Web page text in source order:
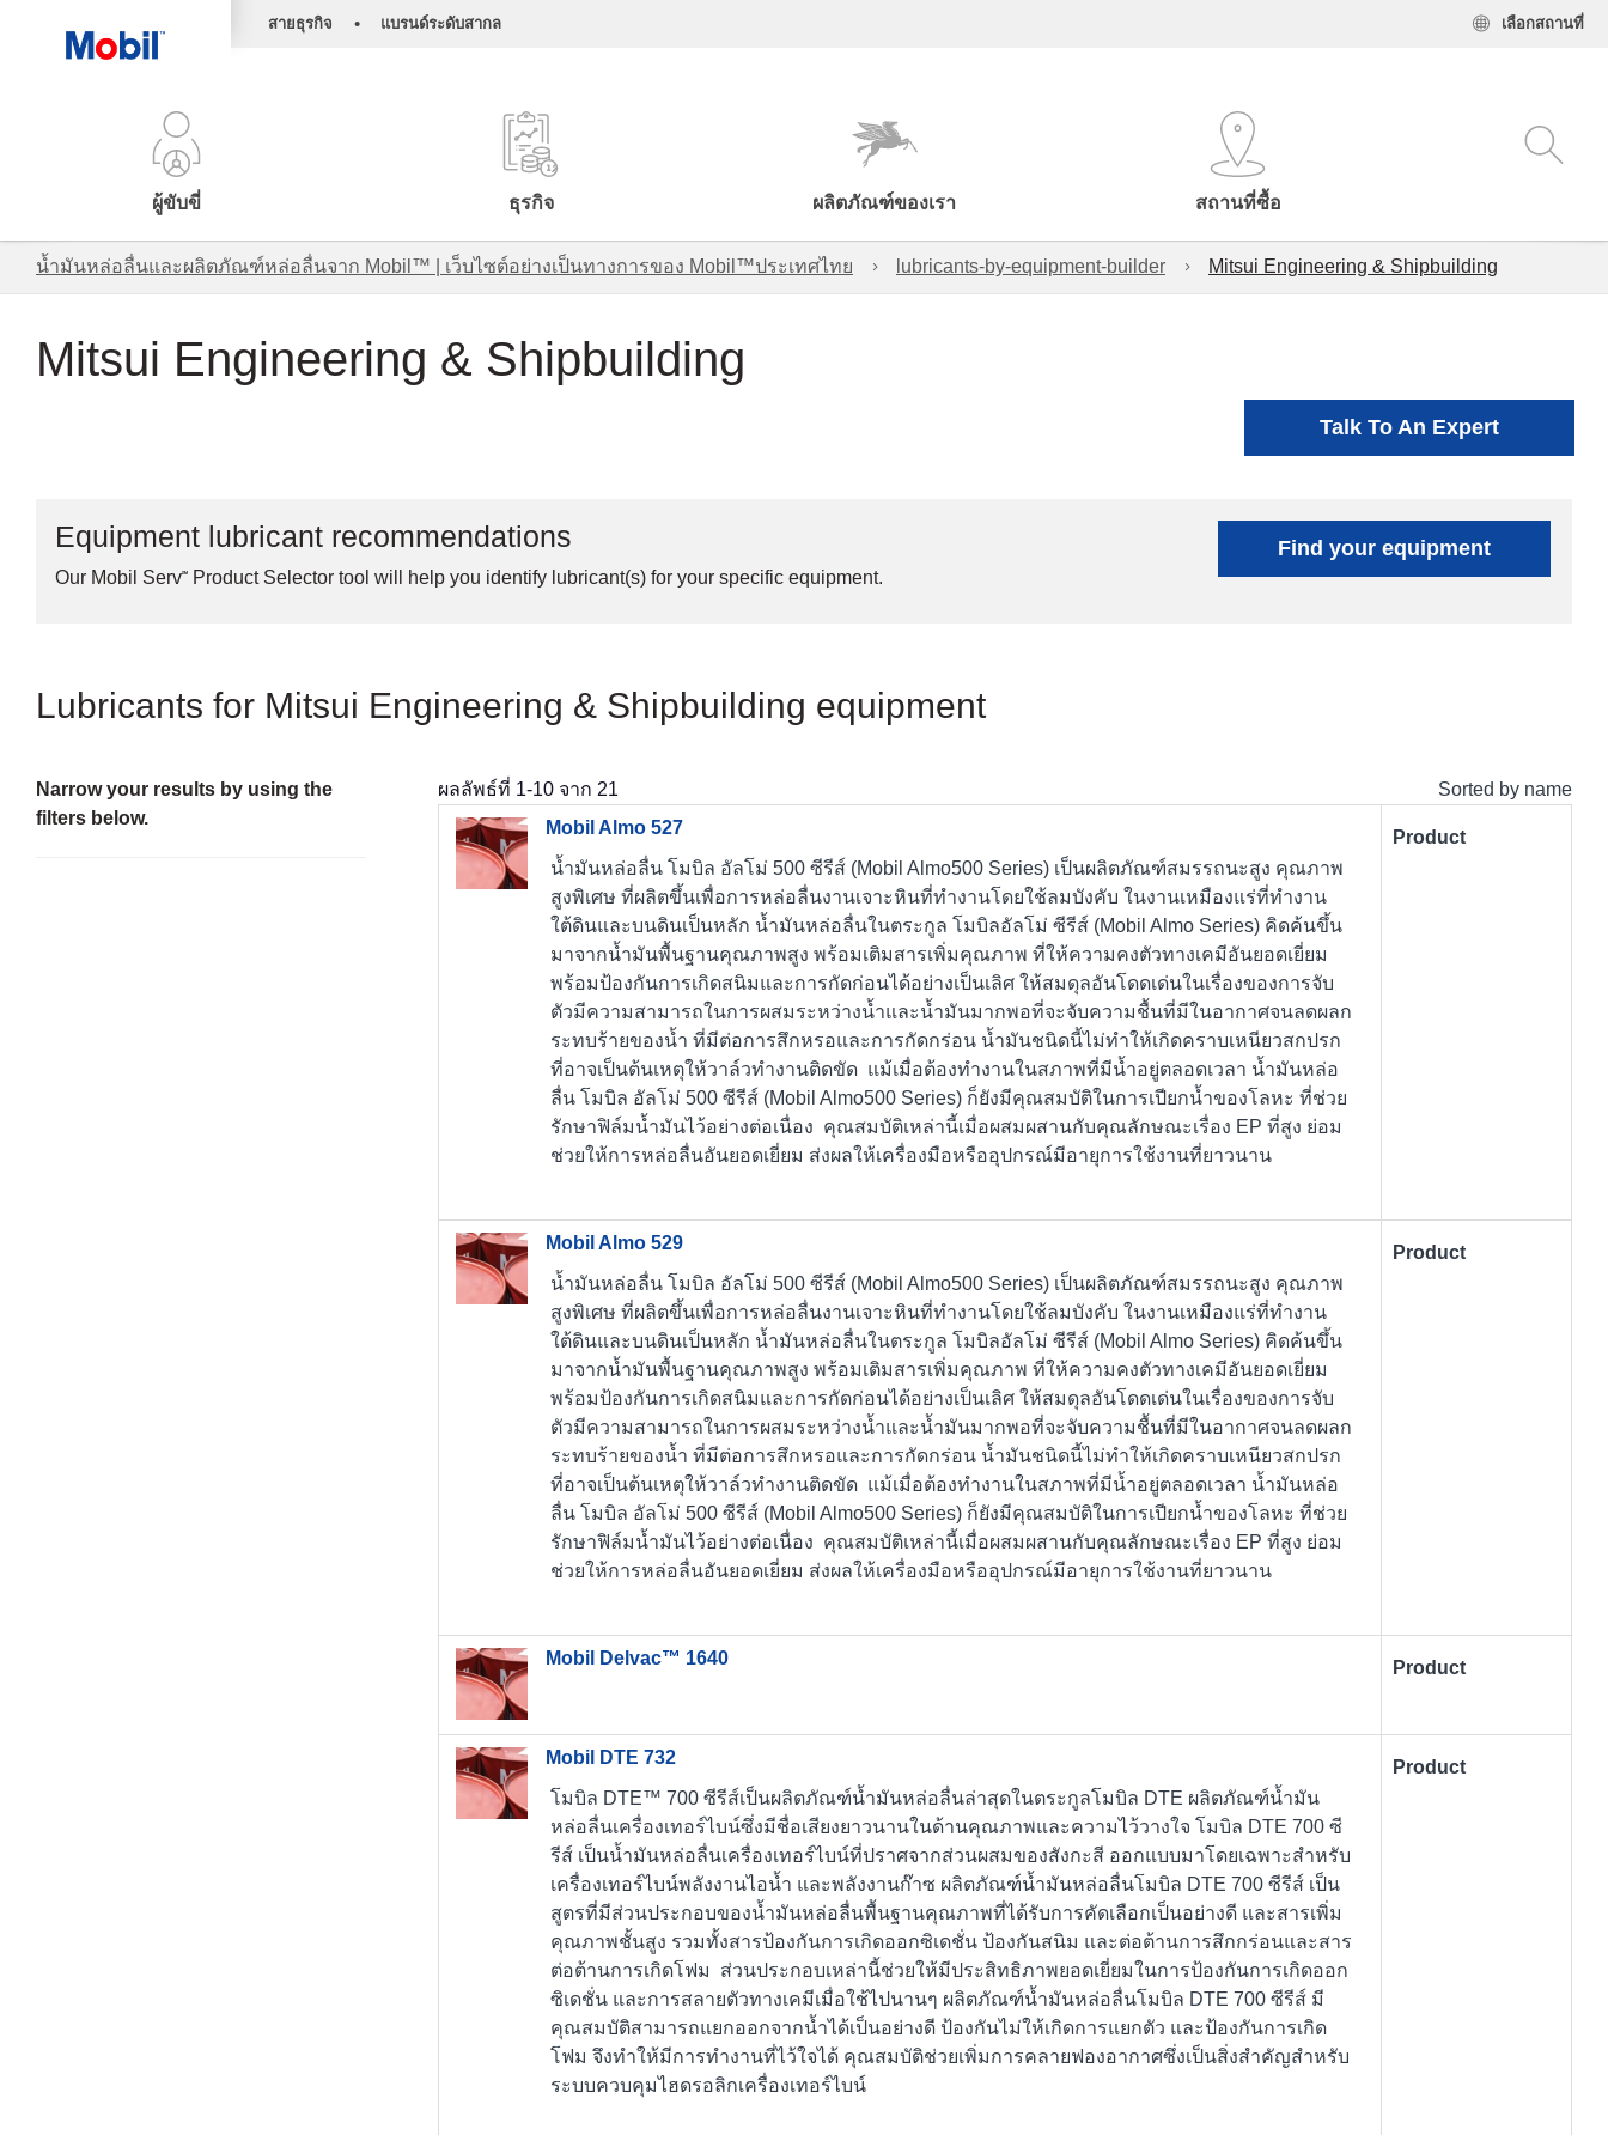
สายธุรกิจ • แบรนด์ระดับสากล เลือกสถานที่
ผู้ขับขี่ ธุรกิจ ผลิตภัณฑ์ของเรา สถานที่ซื้อ
น้ำมันหล่อลื่นและผลิตภัณฑ์หล่อลื่นจาก Mobil™ | เว็บไซต์อย่างเป็นทางการของ Mobil™ประเทศไทย lubricants-by-equipment-builder Mitsui Engineering & Shipbuilding
Mitsui Engineering & Shipbuilding
Talk To An Expert
Equipment lubricant recommendations
Our Mobil Serv℠ Product Selector tool will help you identify lubricant(s) for your specific equipment.
Find your equipment
Lubricants for Mitsui Engineering & Shipbuilding equipment
Narrow your results by using the
filters below.
ผลลัพธ์ที่ 1-10 จาก 21
Sorted by name
Mobil Almo 527
น้ำมันหล่อลื่น โมบิล อัลโม่ 500 ซีรีส์ (Mobil Almo500 Series) เป็นผลิตภัณฑ์สมรรถนะสูง คุณภาพ
สูงพิเศษ ที่ผลิตขึ้นเพื่อการหล่อลื่นงานเจาะหินที่ทำงานโดยใช้ลมบังคับ ในงานเหมืองแร่ที่ทำงาน
ใต้ดินและบนดินเป็นหลัก น้ำมันหล่อลื่นในตระกูล โมบิลอัลโม่ ซีรีส์ (Mobil Almo Series) คิดค้นขึ้น
มาจากน้ำมันพื้นฐานคุณภาพสูง พร้อมเติมสารเพิ่มคุณภาพ ที่ให้ความคงตัวทางเคมีอันยอดเยี่ยม
พร้อมป้องกันการเกิดสนิมและการกัดก่อนได้อย่างเป็นเลิศ ให้สมดุลอันโดดเด่นในเรื่องของการจับ
ตัวมีความสามารถในการผสมระหว่างน้ำและน้ำมันมากพอที่จะจับความชื้นที่มีในอากาศจนลดผลก
ระทบร้ายของน้ำ ที่มีต่อการสึกหรอและการกัดกร่อน น้ำมันชนิดนี้ไม่ทำให้เกิดคราบเหนียวสกปรก
ที่อาจเป็นต้นเหตุให้วาล์วทำงานติดขัด แม้เมื่อต้องทำงานในสภาพที่มีน้ำอยู่ตลอดเวลา น้ำมันหล่อ
ลื่น โมบิล อัลโม่ 500 ซีรีส์ (Mobil Almo500 Series) ก็ยังมีคุณสมบัติในการเปียกน้ำของโลหะ ที่ช่วย
รักษาฟิล์มน้ำมันไว้อย่างต่อเนื่อง คุณสมบัติเหล่านี้เมื่อผสมผสานกับคุณลักษณะเรื่อง EP ที่สูง ย่อม
ช่วยให้การหล่อลื่นอันยอดเยี่ยม ส่งผลให้เครื่องมือหรืออุปกรณ์มีอายุการใช้งานที่ยาวนาน
Product
Mobil Almo 529
น้ำมันหล่อลื่น โมบิล อัลโม่ 500 ซีรีส์ (Mobil Almo500 Series) เป็นผลิตภัณฑ์สมรรถนะสูง คุณภาพ
สูงพิเศษ ที่ผลิตขึ้นเพื่อการหล่อลื่นงานเจาะหินที่ทำงานโดยใช้ลมบังคับ ในงานเหมืองแร่ที่ทำงาน
ใต้ดินและบนดินเป็นหลัก น้ำมันหล่อลื่นในตระกูล โมบิลอัลโม่ ซีรีส์ (Mobil Almo Series) คิดค้นขึ้น
มาจากน้ำมันพื้นฐานคุณภาพสูง พร้อมเติมสารเพิ่มคุณภาพ ที่ให้ความคงตัวทางเคมีอันยอดเยี่ยม
พร้อมป้องกันการเกิดสนิมและการกัดก่อนได้อย่างเป็นเลิศ ให้สมดุลอันโดดเด่นในเรื่องของการจับ
ตัวมีความสามารถในการผสมระหว่างน้ำและน้ำมันมากพอที่จะจับความชื้นที่มีในอากาศจนลดผลก
ระทบร้ายของน้ำ ที่มีต่อการสึกหรอและการกัดกร่อน น้ำมันชนิดนี้ไม่ทำให้เกิดคราบเหนียวสกปรก
ที่อาจเป็นต้นเหตุให้วาล์วทำงานติดขัด แม้เมื่อต้องทำงานในสภาพที่มีน้ำอยู่ตลอดเวลา น้ำมันหล่อ
ลื่น โมบิล อัลโม่ 500 ซีรีส์ (Mobil Almo500 Series) ก็ยังมีคุณสมบัติในการเปียกน้ำของโลหะ ที่ช่วย
รักษาฟิล์มน้ำมันไว้อย่างต่อเนื่อง คุณสมบัติเหล่านี้เมื่อผสมผสานกับคุณลักษณะเรื่อง EP ที่สูง ย่อม
ช่วยให้การหล่อลื่นอันยอดเยี่ยม ส่งผลให้เครื่องมือหรืออุปกรณ์มีอายุการใช้งานที่ยาวนาน
Product
Mobil Delvac™ 1640 Product
Mobil DTE 732
โมบิล DTE™ 700 ซีรีส์เป็นผลิตภัณฑ์น้ำมันหล่อลื่นล่าสุดในตระกูลโมบิล DTE ผลิตภัณฑ์น้ำมัน
หล่อลื่นเครื่องเทอร์ไบน์ซึ่งมีชื่อเสียงยาวนานในด้านคุณภาพและความไว้วางใจ โมบิล DTE 700 ซี
รีส์ เป็นน้ำมันหล่อลื่นเครื่องเทอร์ไบน์ที่ปราศจากส่วนผสมของสังกะสี ออกแบบมาโดยเฉพาะสำหรับ
เครื่องเทอร์ไบน์พลังงานไอน้ำ และพลังงานก๊าซ ผลิตภัณฑ์น้ำมันหล่อลื่นโมบิล DTE 700 ซีรีส์ เป็น
สูตรที่มีส่วนประกอบของน้ำมันหล่อลื่นพื้นฐานคุณภาพที่ได้รับการคัดเลือกเป็นอย่างดี และสารเพิ่ม
คุณภาพชั้นสูง รวมทั้งสารป้องกันการเกิดออกซิเดชั่น ป้องกันสนิม และต่อต้านการสึกกร่อนและสาร
ต่อต้านการเกิดโฟม ส่วนประกอบเหล่านี้ช่วยให้มีประสิทธิภาพยอดเยี่ยมในการป้องกันการเกิดออก
ซิเดชั่น และการสลายตัวทางเคมีเมื่อใช้ไปนานๆ ผลิตภัณฑ์น้ำมันหล่อลื่นโมบิล DTE 700 ซีรีส์ มี
คุณสมบัติสามารถแยกออกจากน้ำได้เป็นอย่างดี ป้องกันไม่ให้เกิดการแยกตัว และป้องกันการเกิด
โฟม จึงทำให้มีการทำงานที่ไว้ใจได้ คุณสมบัติช่วยเพิ่มการคลายฟองอากาศซึ่งเป็นสิ่งสำคัญสำหรับ
ระบบควบคุมไฮดรอลิกเครื่องเทอร์ไบน์
Product